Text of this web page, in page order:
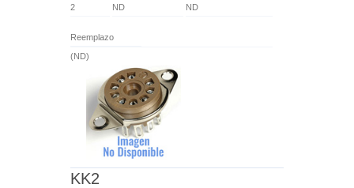
2
ND ND
Reemplazo
(ND)
KK2